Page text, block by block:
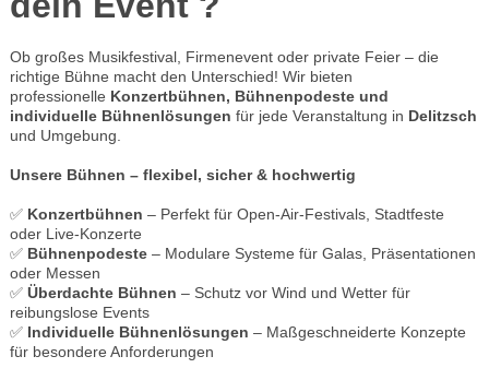
Ob großes Musikfestival, Firmenevent oder private Feier – die
richtige Bühne macht den Unterschied! Wir bieten
professionelle Konzertbühnen, Bühnenpodeste und
individuelle Bühnenlösungen für jede Veranstaltung in Delitzsch
und Umgebung.
Unsere Bühnen – flexibel, sicher & hochwertig
✅ Konzertbühnen – Perfekt für Open-Air-Festivals, Stadtfeste
oder Live-Konzerte
✅ Bühnenpodeste– Modulare Systeme für Galas, Präsentationen
oder Messen
✅ Überdachte Bühnen – Schutz vor Wind und Wetter für
reibungslose Events
✅ Individuelle Bühnenlösungen – Maßgeschneiderte Konzepte
für besondere Anforderungen